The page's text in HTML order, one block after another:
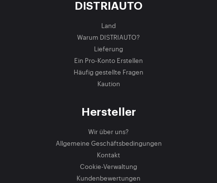
DISTRIAUTO
Land
Warum DISTRIAUTO?
Lieferung
Ein Pro-Konto Erstellen
Häufig gestellte Fragen
Kaution
Hersteller
Wir über uns?
Allgemeine Geschäftsbedingungen
Kontakt
Cookie-Verwaltung
Kundenbewertungen